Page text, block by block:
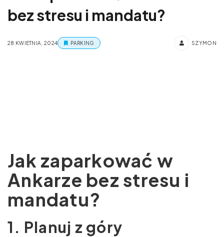
bez stresu i mandatu?
28 KWIETNIA, 2024 PARKING SZYMON
Jak zaparkować w
Ankarze bez stresu i
mandatu?
1. Planuj z góry